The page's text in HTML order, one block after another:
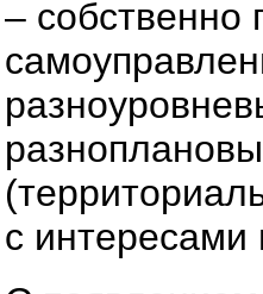
– собственно
с интересами